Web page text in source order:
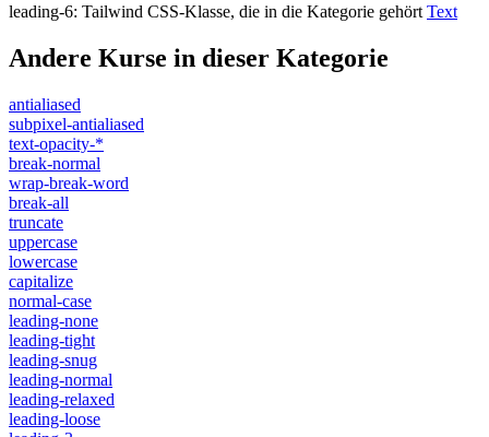
leading-6: Tailwind CSS-Klasse, die in die Kategorie gehört Text
Andere Kurse in dieser Kategorie
antialiased
subpixel-antialiased
text-opacity-*
break-normal
wrap-break-word
break-all
truncate
uppercase
lowercase
capitalize
normal-case
leading-none
leading-tight
leading-snug
leading-normal
leading-relaxed
leading-loose